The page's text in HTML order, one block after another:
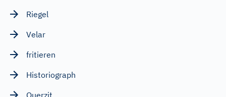
Riegel
Velar
fritieren
Historiograph